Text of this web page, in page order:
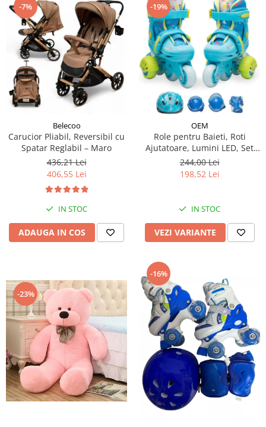
-7%
Belecoo
Carucior Pliabil, Reversibil cu
Spatar Reglabil – Maro
436,21 Lei
406,55 Lei
IN STOC
ADAUGA IN COS
-19%
OEM
Role pentru Baieti, Roti
Ajutatoare, Lumini LED, Set
Protectie
244,00 Lei
198,52 Lei
IN STOC
VEZI VARIANTE
-23%
-16%